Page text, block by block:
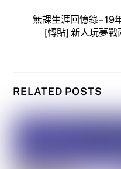
無課生涯回憶錄 – 19
[轉貼] 新人玩夢
RELATED POSTS